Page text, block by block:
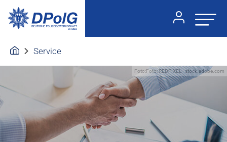
Service
Foto:Foto: REDPIXEL - stock.adobe.com